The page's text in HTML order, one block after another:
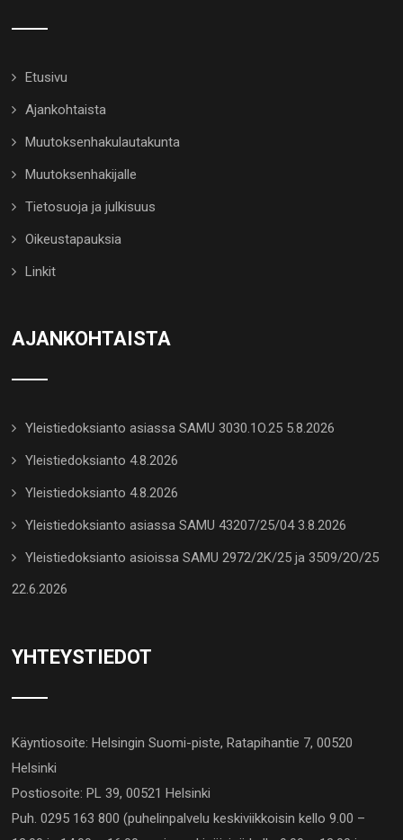
Etusivu
Ajankohtaista
Muutoksenhakulautakunta
Muutoksenhakijalle
Tietosuoja ja julkisuus
Oikeustapauksia
Linkit
AJANKOHTAISTA
Yleistiedoksianto asiassa SAMU 3030.1O.25 5.8.2026
Yleistiedoksianto 4.8.2026
Yleistiedoksianto 4.8.2026
Yleistiedoksianto asiassa SAMU 43207/25/04 3.8.2026
Yleistiedoksianto asioissa SAMU 2972/2K/25 ja 3509/2O/25
22.6.2026
YHTEYSTIEDOT
Käyntiosoite: Helsingin Suomi-piste, Ratapihantie 7, 00520
Helsinki
Postiosoite: PL 39, 00521 Helsinki
Puh. 0295 163 800 (puhelinpalvelu keskiviikkoisin kello 9.00 –